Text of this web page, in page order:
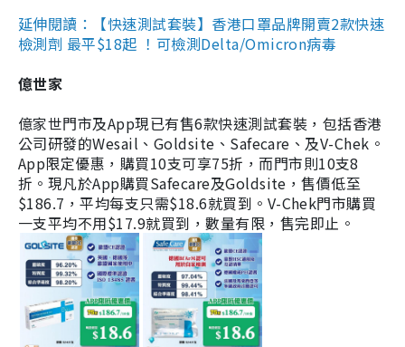
延伸閱讀：【快速測試套裝】香港口罩品牌開賣2款快速
檢測劑 最平$18起 ！可檢測Delta/Omicron病毒
億世家
億家世門市及App現已有售6款快速測試套裝，包括香港
公司研發的Wesail、Goldsite、Safecare、及V-Chek。
App限定優惠，購買10支可享75折，而門市則10支8
折。現凡於App購買Safecare及Goldsite，售價低至
$186.7，平均每支只需$18.6就買到。V-Chek門市購買
一支平均不用$17.9就買到，數量有限，售完即止。